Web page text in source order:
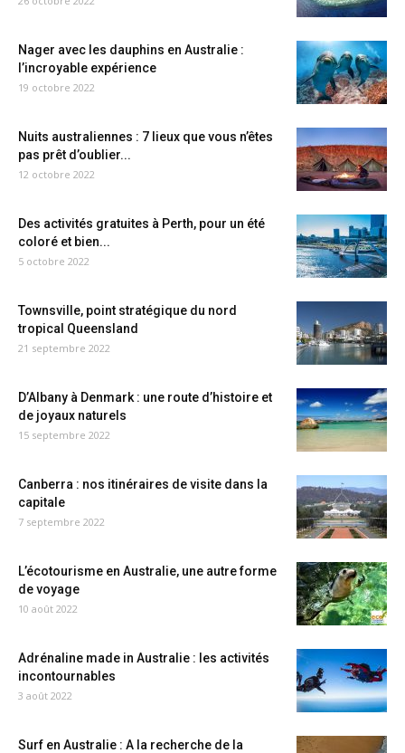
Nager avec les dauphins en Australie :
l’incroyable expérience
19 octobre 2022
Nuits australiennes : 7 lieux que vous n’êtes
pas prêt d’oublier...
12 octobre 2022
Des activités gratuites à Perth, pour un été
coloré et bien...
5 octobre 2022
Townsville, point stratégique du nord
tropical Queensland
21 septembre 2022
D’Albany à Denmark : une route d’histoire et
de joyaux naturels
15 septembre 2022
Canberra : nos itinéraires de visite dans la
capitale
7 septembre 2022
L’écotourisme en Australie, une autre forme
de voyage
10 août 2022
Adrénaline made in Australie : les activités
incontournables
3 août 2022
Surf en Australie : A la recherche de la